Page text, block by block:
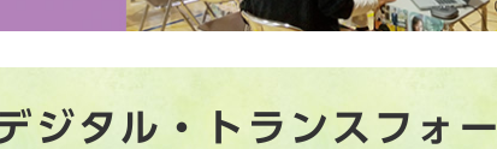
ジタル・トランスフォー